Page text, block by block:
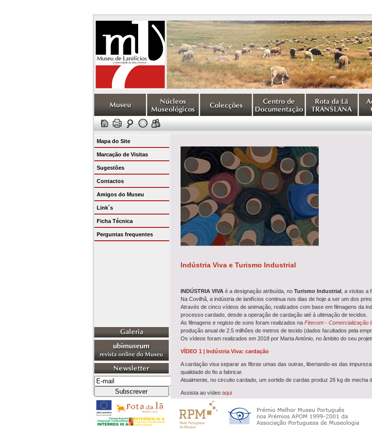
Mapa do Site
Marcação de Visitas
Sugestões
Contactos
Amigos do Museu
Link´s
Ficha Técnica
Perguntas frequentes
Indústria Viva e Turismo Industrial
INDÚSTRIA VIVA é a designação atribuída, no Turismo Industrial, a visitas a
Na Covilhã, a indústria de lanifícios continua nos dias de hoje a ser um dos
Através de cinco vídeos de animação, realizados com base em filmagens da
processo cardado, desde a operação de cardação até à ultimação de tecidos.
As filmagens e registo de sons foram realizados na Fitecom - Comercialização
produção anual de 2.5 milhões de metros de tecido (dados facultados pela
Os vídeos foram realizados em 2018 por Marta António, no âmbito do seu
VÍDEO 1 | Indústria Viva: cardação
A cardação visa separar as fibras umas das outras, libertando-as das
qualidade do fio a fabricar.
Atualmente, no circuito cardado, um sortido de cardas produz 26 kg de mecha
Assista ao vídeo aqui
VÍDEO 2 | Indústria Viva: fiação
A fiação visa afinar e torcer a mecha para produzir um fio.
Atualmente, um contínuo de fiação de cardado produz fio de Nm 15, com fusos